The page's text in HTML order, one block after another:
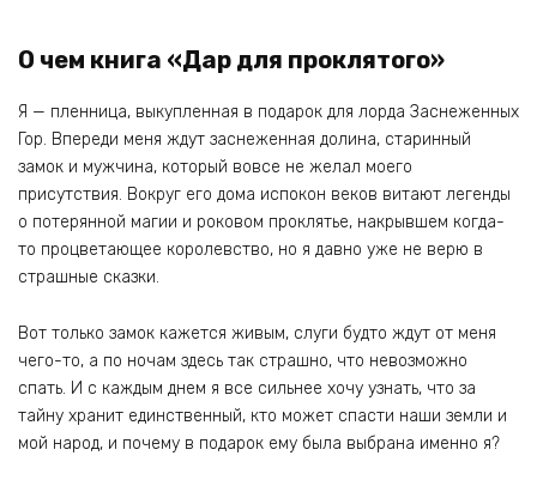
О чем книга «Дар для проклятого»
Я — пленница, выкупленная в подарок для лорда Заснеженных
Гор. Впереди меня ждут заснеженная долина, старинный
замок и мужчина, который вовсе не желал моего
присутствия. Вокруг его дома испокон веков витают легенды
о потерянной магии и роковом проклятье, накрывшем когда-
то процветающее королевство, но я давно уже не верю в
страшные сказки.
Вот только замок кажется живым, слуги будто ждут от меня
чего-то, а по ночам здесь так страшно, что невозможно
спать. И с каждым днем я все сильнее хочу узнать, что за
тайну хранит единственный, кто может спасти наши земли и
мой народ, и почему в подарок ему была выбрана именно я?